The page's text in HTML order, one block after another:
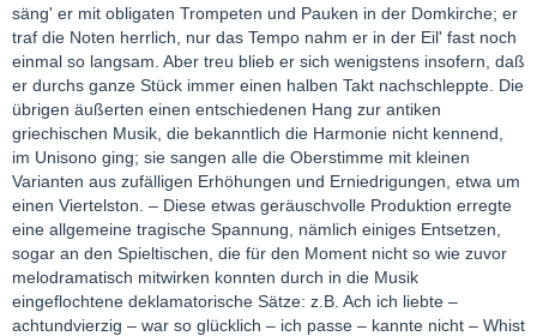
säng' er mit obligaten Trompeten und Pauken in der Domkirche; er
traf die Noten herrlich, nur das Tempo nahm er in der Eil' fast noch
einmal so langsam. Aber treu blieb er sich wenigstens insofern, daß
er durchs ganze Stück immer einen halben Takt nachschleppte. Die
übrigen äußerten einen entschiedenen Hang zur antiken
griechischen Musik, die bekanntlich die Harmonie nicht kennend,
im Unisono ging; sie sangen alle die Oberstimme mit kleinen
Varianten aus zufälligen Erhöhungen und Erniedrigungen, etwa um
einen Viertelston. – Diese etwas geräuschvolle Produktion erregte
eine allgemeine tragische Spannung, nämlich einiges Entsetzen,
sogar an den Spieltischen, die für den Moment nicht so wie zuvor
melodramatisch mitwirken konnten durch in die Musik
eingeflochtene deklamatorische Sätze: z.B. Ach ich liebte –
achtundvierzig – war so glücklich – ich passe – kannte nicht – Whist